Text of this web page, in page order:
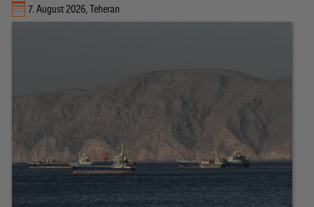
7. August 2026, Teheran